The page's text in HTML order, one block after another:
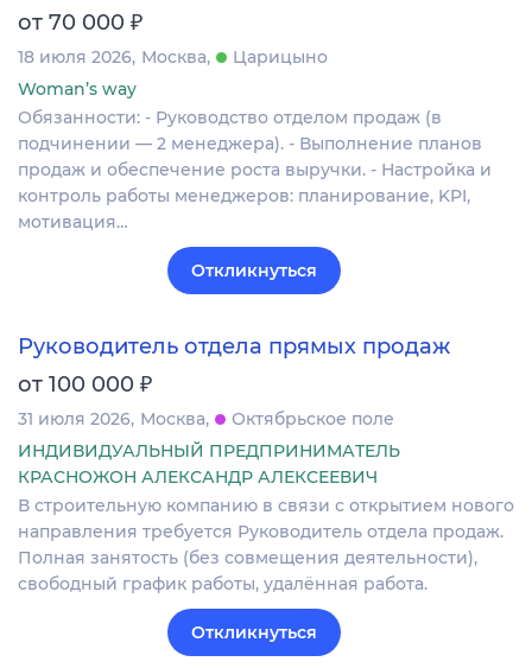
от 70 000 ₽
18 июля 2026 Москва
Царицыно
Woman’s way
Обязанности: - Руководство отделом продаж (в
подчинении — 2 менеджера). - Выполнение планов
продаж и обеспечение роста выручки. - Настройка и
контроль работы менеджеров: планирование, KPI,
мотивация…
Откликнуться
Руководитель отдела прямых продаж
от 100 000 ₽
31 июля 2026 Москва
Октябрьское поле
ИНДИВИДУАЛЬНЫЙ ПРЕДПРИНИМАТЕЛЬ
КРАСНОЖОН АЛЕКСАНДР АЛЕКСЕЕВИЧ
В строительную компанию в связи с открытием нового
направления требуется Руководитель отдела продаж.
Полная занятость (без совмещения деятельности),
свободный график работы, удалённая работа.
Откликнуться